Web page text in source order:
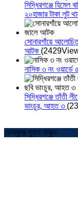
সিদ্ধিরগঞ্জে হিমেল
২০হাজার টাকা লুট
সোনারগাঁয়ে
আটক
নাসিক ৩ নং ওয়ার্ডে ৫
সিদ্ধিরগঞ্জে তাঁতী
ভাংচুর, আহত ৩
ফেসবুকে যুক্ত থাকুন